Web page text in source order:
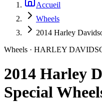
Accueil
Wheels
2014 Harley
Wheels · HARLEY
2014 Harley
Special